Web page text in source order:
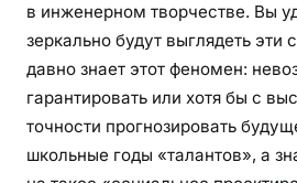
в инженерном творчестве. Вы
зеркально будут выглядеть эти
давно знает этот феномен:
гарантировать или хотя бы с
точности прогнозировать
школьные годы «талантов», а